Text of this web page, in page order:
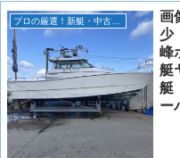
プロの厳選！新艇・中古艇情報！
画
少
峰
艇
ー